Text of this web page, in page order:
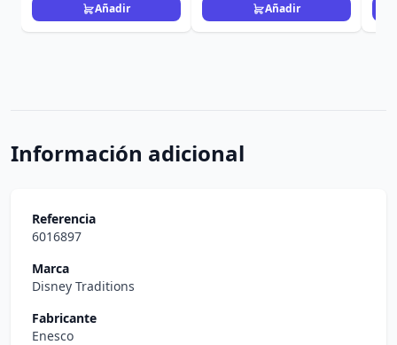
Añadir Añadir
Información adicional
Referencia
6016897
Marca
Disney Traditions
Fabricante
Enesco